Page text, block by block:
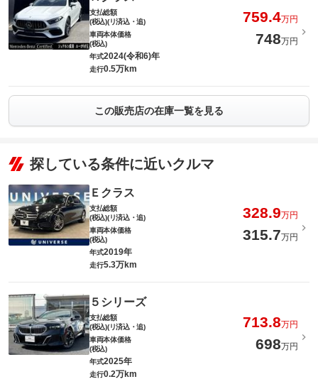
支払総額
(税込)(リ済込・追)
759.4万円
車両本体価格
(税込)
748万円
年式2024(令和6)年
走行0.5万km
この販売店の在庫一覧を見る
探している条件に近いクルマ
Ｅクラス
支払総額
(税込)(リ済込・追)
328.9万円
車両本体価格
(税込)
315.7万円
年式2019年
走行5.3万km
５シリーズ
支払総額
(税込)(リ済込・追)
713.8万円
車両本体価格
(税込)
698万円
年式2025年
走行0.2万km